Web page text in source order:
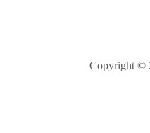
Copyright ©